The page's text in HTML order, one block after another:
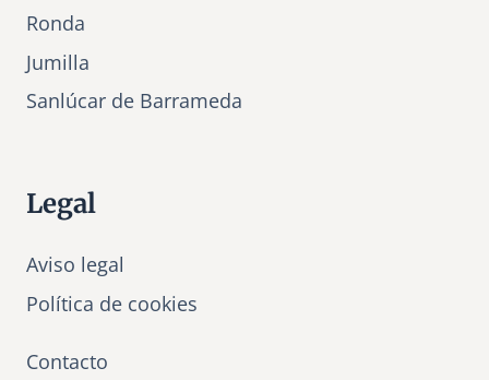
Ronda
Jumilla
Sanlúcar de Barrameda
Legal
Aviso legal
Política de cookies
Contacto